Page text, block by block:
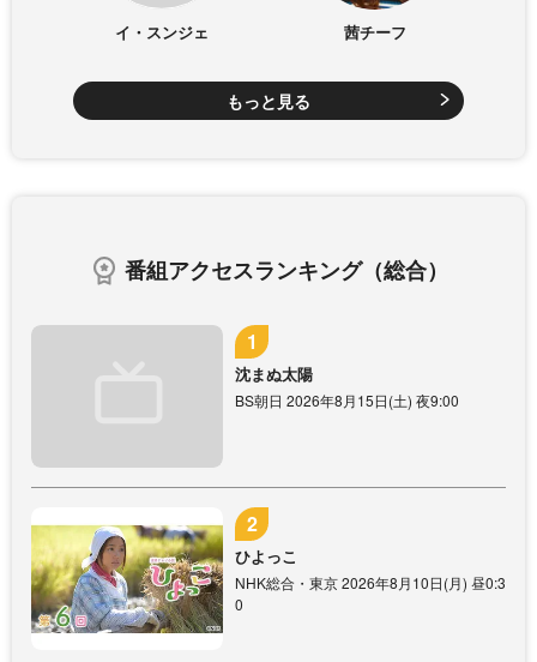
イ・スンジェ 茜チーフ
もっと見る
番組アクセスランキング（総合）
沈まぬ太陽
BS朝日 2026年8月15日(土) 夜9:00
ひよっこ
NHK総合・東京 2026年8月10日(月) 昼0:3
0